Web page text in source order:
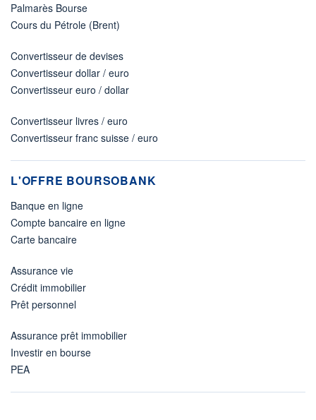
Palmarès Bourse
Cours du Pétrole (Brent)
Convertisseur de devises
Convertisseur dollar / euro
Convertisseur euro / dollar
Convertisseur livres / euro
Convertisseur franc suisse / euro
L'OFFRE BOURSOBANK
Banque en ligne
Compte bancaire en ligne
Carte bancaire
Assurance vie
Crédit immobilier
Prêt personnel
Assurance prêt immobilier
Investir en bourse
PEA